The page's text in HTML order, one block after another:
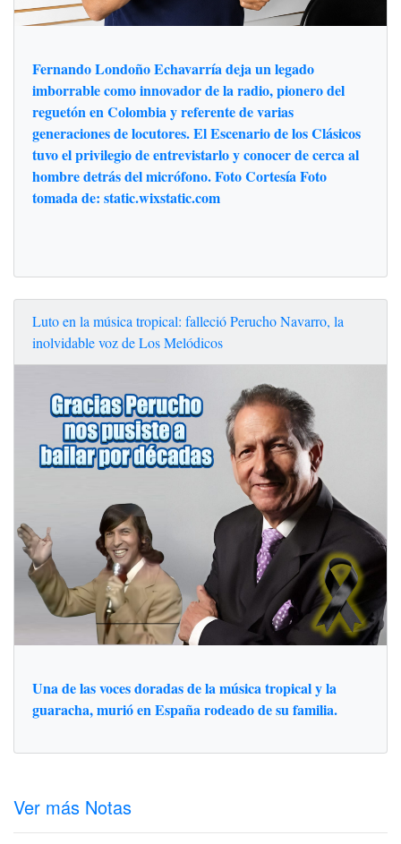
Fernando Londoño Echavarría deja un legado
imborrable como innovador de la radio, pionero del
reguetón en Colombia y referente de varias
generaciones de locutores. El Escenario de los Clásicos
tuvo el privilegio de entrevistarlo y conocer de cerca al
hombre detrás del micrófono. Foto Cortesía Foto
tomada de: static.wixstatic.com
Luto en la música tropical: falleció Perucho Navarro, la
inolvidable voz de Los Melódicos
Una de las voces doradas de la música tropical y la
guaracha, murió en España rodeado de su familia.
Ver más Notas